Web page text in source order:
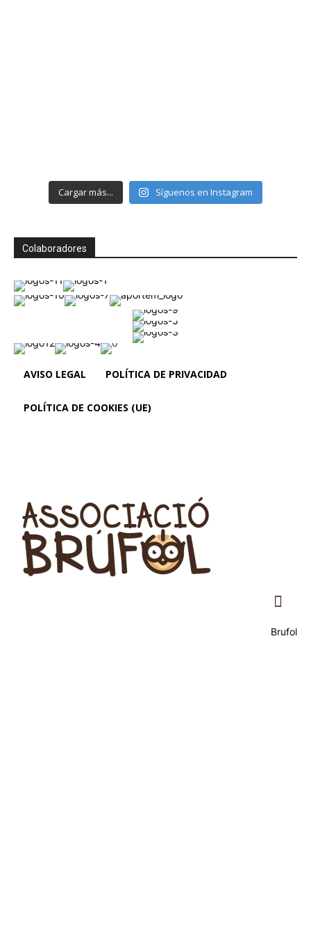
Cargar más... Síguenos en Instagram
Colaboradores
AVISO LEGAL POLÍTICA DE PRIVACIDAD
POLÍTICA DE COOKIES (UE)
Brufol